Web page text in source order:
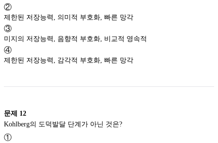
②
제한된 저장능력, 의미적 부호화, 빠른 망각
③
미지의 저장능력, 음향적 부호화, 비교적 영속적
④
제한된 저장능력, 감각적 부호화, 빠른 망각
문제 12
①